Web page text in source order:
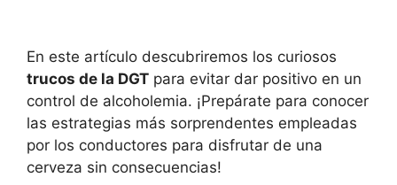
En este artículo descubriremos los curiosos
trucos de la DGT para evitar dar positivo en un
control de alcoholemia. ¡Prepárate para conocer
las estrategias más sorprendentes empleadas
por los conductores para disfrutar de una
cerveza sin consecuencias!